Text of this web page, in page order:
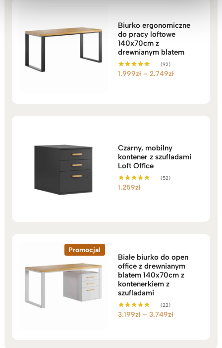
Biurko ergonomiczne
do pracy loftowe
140x70cm z
drewnianym blatem
Oceniono
(92)
1.999zł – 2.749złZakres
Czarny, mobilny
kontener z szufladami
Loft Office
Oceniono
(52)
1.259zł
Promocja!
Białe biurko do open
office z drewnianym
blatem 140x70cm z
kontenerkiem z
szufladami
Oceniono
(22)
3.199zł – 3.749złZakres